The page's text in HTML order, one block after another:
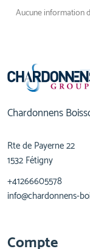
Aucune information
Chardonnens
Rte de Payerne 22
1532 Fétigny
+41266605578
info@chardonnens-
Compte